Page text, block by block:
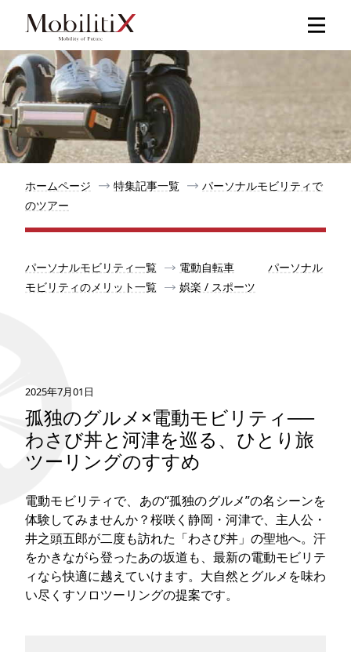
人気記事
特集記事
モビリティ
メリット
お問い合わせ
ホームページ 特集記事一覧
パーソナルモビリティで
のツアー
パーソナルモビリティ一覧 電動自転車
パーソナル
モビリティのメリット一覧
娯楽 / スポーツ
2025年7月01日
孤独のグルメ×電動モビリティ──
わさび丼と河津を巡る、ひとり旅
ツーリングのすすめ
電動モビリティで、あの“孤独のグルメ”の名シーンを
体験してみませんか？桜咲く静岡・河津で、主人公・
井之頭五郎が二度も訪れた「わさび丼」の聖地へ。汗
をかきながら登ったあの坂道も、最新の電動モビリテ
ィなら快適に越えていけます。大自然とグルメを味わ
い尽くすソロツーリングの提案です。